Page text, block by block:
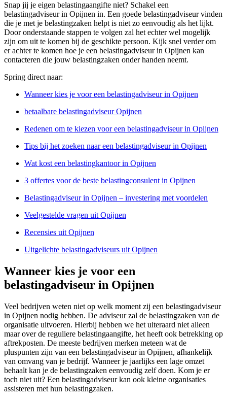
Snap jij je eigen belastingaangifte niet? Schakel een
belastingadviseur in Opijnen in. Een goede belastingadviseur vinden
die je met je belastingzaken helpt is niet zo eenvoudig als het lijkt.
Door onderstaande stappen te volgen zal het echter wel mogelijk
zijn om uit te komen bij de geschikte persoon. Kijk snel verder om
er achter te komen hoe je een belastingadviseur in Opijnen kan
contacteren die jouw belastingzaken onder handen neemt.
Spring direct naar:
Wanneer kies je voor een belastingadviseur in Opijnen
betaalbare belastingadviseur Opijnen
Redenen om te kiezen voor een belastingadviseur in Opijnen
Tips bij het zoeken naar een belastingadviseur in Opijnen
Wat kost een belastingkantoor in Opijnen
3 offertes voor de beste belastingconsulent in Opijnen
Belastingadviseur in Opijnen – investering met voordelen
Veelgestelde vragen uit Opijnen
Recensies uit Opijnen
Uitgelichte belastingadviseurs uit Opijnen
Wanneer kies je voor een
belastingadviseur in Opijnen
Veel bedrijven weten niet op welk moment zij een belastingadviseur
in Opijnen nodig hebben. De adviseur zal de belastingzaken van de
organisatie uitvoeren. Hierbij hebben we het uiteraard niet alleen
maar over de reguliere belastingaangifte, het heeft ook betrekking op
aftrekposten. De meeste bedrijven merken meteen wat de
pluspunten zijn van een belastingadviseur in Opijnen, afhankelijk
van omvang van je bedrijf. Wanneer je jaarlijks een lage omzet
behaalt kan je de belastingzaken eenvoudig zelf doen. Kom je er
toch niet uit? Een belastingadviseur kan ook kleine organisaties
assisteren met hun belastingzaken.